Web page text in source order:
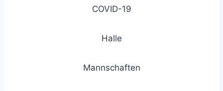
COVID-19
Halle
Mannschaften